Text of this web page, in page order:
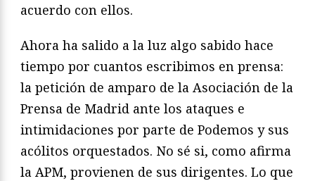
acuerdo con ellos.
Ahora ha salido a la luz algo sabido hace
tiempo por cuantos escribimos en prensa:
la petición de amparo de la Asociación de la
Prensa de Madrid ante los ataques e
intimidaciones por parte de Podemos y sus
acólitos orquestados. No sé si, como afirma
la APM, provienen de sus dirigentes. Lo que